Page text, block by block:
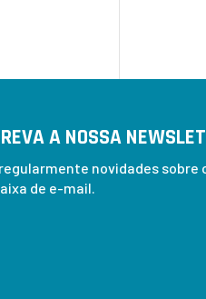
A NOSSA
novidades sobre
de e-mail.